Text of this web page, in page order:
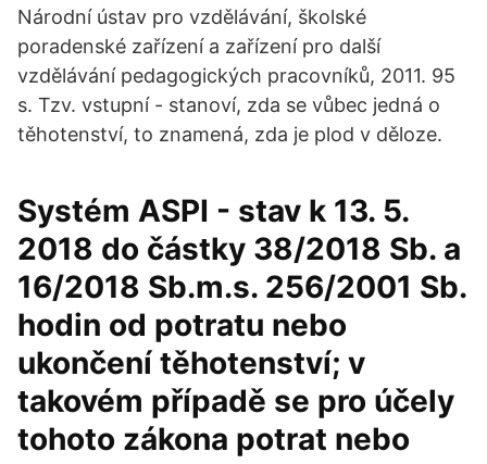
Národní ústav pro vzdělávání, školské
poradenské zařízení a zařízení pro další
vzdělávání pedagogických pracovníků, 2011. 95
s. Tzv. vstupní - stanoví, zda se vůbec jedná o
těhotenství, to znamená, zda je plod v děloze.
Systém ASPI - stav k 13. 5.
2018 do částky 38/2018 Sb. a
16/2018 Sb.m.s. 256/2001 Sb.
hodin od potratu nebo
ukončení těhotenství; v
takovém případě se pro účely
tohoto zákona potrat nebo